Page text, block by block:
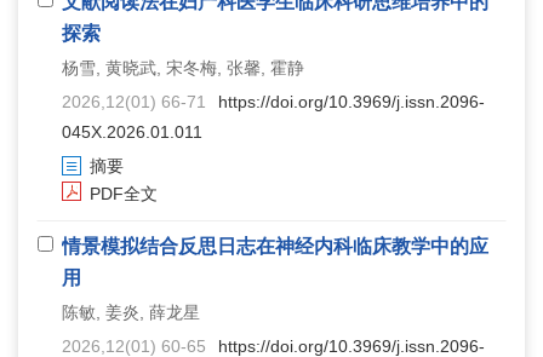
探索
杨雪, 黄晓武, 宋冬梅, 张馨, 霍静
2026,12(01) 66-71
https://doi.org/10.3969/j.issn.2096-
045X.2026.01.011
摘要
PDF全文
情景模拟结合反思日志在神经内科临床教学中的应
用
陈敏, 姜炎, 薛龙星
2026,12(01) 60-65
https://doi.org/10.3969/j.issn.2096-